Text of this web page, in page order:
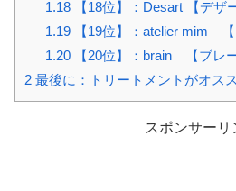
1.18【18位】：Desart 【デザ
1.19【19位】：atelier mim
1.20【20位】：brain 【ブレー
2 最後に：トリートメントがオス
スポンサーリ